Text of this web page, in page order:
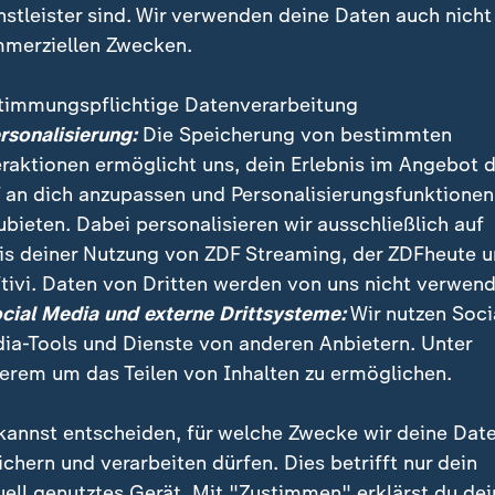
Kleriker: Ebrahim Raisi soll als
politischer Dissidenten verantwortlich
neuer Präsident vereidigt. Das iranische Volk hat
sind. Wir verwenden deine Daten auch nicht
Zwecken.
Datenverarbeitung
Die Speicherung von bestimmten
ermöglicht uns, dein Erlebnis im Angebot
an dich anzupassen und Personalisierungsfunktionen
Dabei personalisieren wir ausschließlich auf
deiner Nutzung von ZDF Streaming, der ZDFheute
Daten von Dritten werden von uns nicht
Media und externe Drittsysteme:Wir nutzen
Tools und Dienste von anderen Anbietern. Unter
um das Teilen von Inhalten zu ermöglichen.
entscheiden, für welche Zwecke wir deine
und verarbeiten dürfen. Dies betrifft nur dein